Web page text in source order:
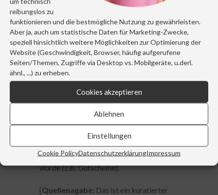
reibungslos zu
funktionieren und die bestmögliche Nutzung zu gewährleisten.
Aber ja, auch um statistische Daten für Marketing-Zwecke,
speziell hinsichtlich weitere Möglichkeiten zur Optimierung der
Website (Geschwindigkeit, Browser, häufig aufgerufene
Seiten/Themen, Zugriffe via Desktop vs. Mobilgeräte, u.derl.
ähnl., ...) zu erheben.
Cookies akzeptieren
Ablehnen
Einstellungen
Cookie PolicyDatenschutzerklärungImpressum
Gruppenkriterium:
Geschenke nur dann, wenn sie an alle oder
an eine bestimmte Gruppe (z.B. alle
Mitarbeiter mit dreijähriger Dienstzeit)
gewährt werden.
Weihnachtsgeschenke an Mitarbeiter
sind grundsätzlich auch
umsatzsteuerpflichtig. Ausgenommen
sind Aufmerksamkeiten oder wenn das
Geschenk ohne Vorsteuerabzug gekauft
wurde (z.B. Gutscheine).
[Quellenagabe: Das ist ein kuratierter